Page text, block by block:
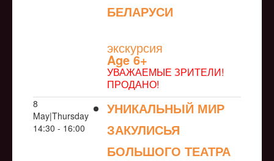
БЕЛАРУСИ
экскурсия
Age 6+
УВАЖАЕМЫЕ ЗРИТЕЛИ!
ПРОДАНО!
8
May|Thursday
14:30 - 16:00
УНИКАЛЬНЫЙ МИР
ЗАКУЛИСЬЯ
БОЛЬШОГО ТЕАТРА